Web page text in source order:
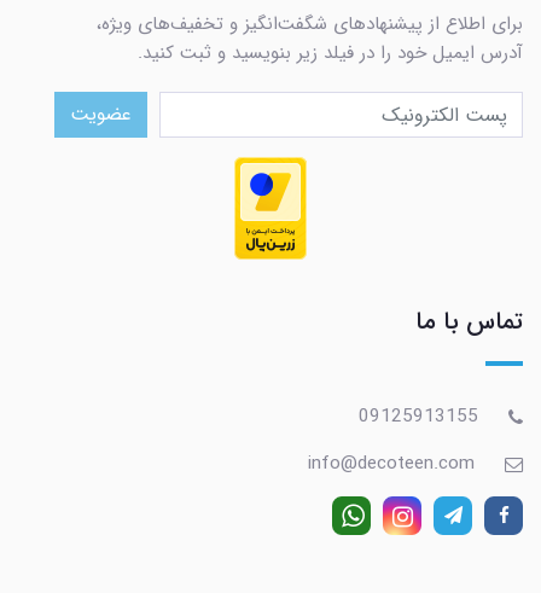
برای اطلاع از پیشنهادهای شگفت‌انگیز و تخفیف‌های ویژه،
آدرس ایمیل خود را در فیلد زیر بنویسید و ثبت کنید.
عضویت
تماس با ما